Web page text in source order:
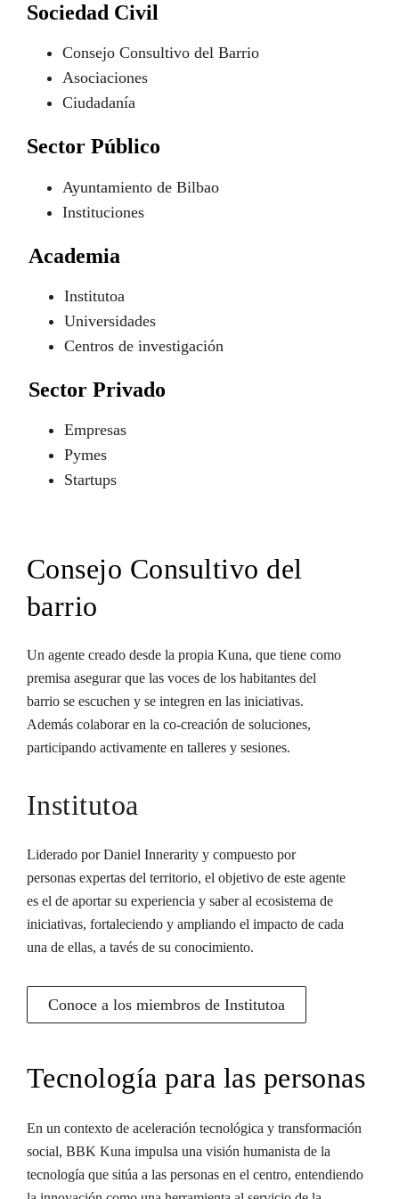
Sociedad Civil
Consejo Consultivo del Barrio
Asociaciones
Ciudadanía
Sector Público
Ayuntamiento de Bilbao
Instituciones
Academia
Institutoa
Universidades
Centros de investigación
Sector Privado
Empresas
Pymes
Startups
Consejo Consultivo del
barrio
Un agente creado desde la propia Kuna, que tiene como
premisa asegurar que las voces de los habitantes del
barrio se escuchen y se integren en las iniciativas.
Además colaborar en la co-creación de soluciones,
participando activamente en talleres y sesiones.
Institutoa
Liderado por Daniel Innerarity y compuesto por
personas expertas del territorio, el objetivo de este agente
es el de aportar su experiencia y saber al ecosistema de
iniciativas, fortaleciendo y ampliando el impacto de cada
una de ellas, a tavés de su conocimiento.
Conoce a los miembros de Institutoa
Tecnología para las personas
En un contexto de aceleración tecnológica y transformación
social, BBK Kuna impulsa una visión humanista de la
tecnología que sitúa a las personas en el centro, entendiendo